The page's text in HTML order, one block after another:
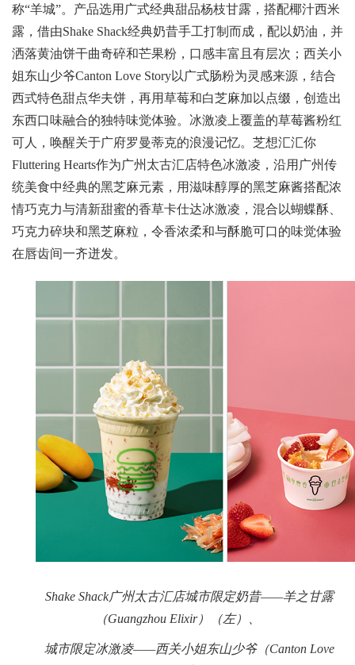
称“羊城”。产品选用广式经典甜品杨枝甘露，搭配椰汁西米
露，借由Shake Shack经典奶昔手工打制而成，配以奶油，并
洒落黄油饼干曲奇碎和芒果粉，口感丰富且有层次；西关小
姐东山少爷Canton Love Story以广式肠粉为灵感来源，结合
西式特色甜点华夫饼，再用草莓和白芝麻加以点缀，创造出
东西口味融合的独特味觉体验。冰激凌上覆盖的草莓酱粉红
可人，唤醒关于广府罗曼蒂克的浪漫记忆。芝想汇汇你
Fluttering Hearts作为广州太古汇店特色冰激凌，沿用广州传
统美食中经典的黑芝麻元素，用滋味醇厚的黑芝麻酱搭配浓
情巧克力与清新甜蜜的香草卡仕达冰激凌，混合以蝴蝶酥、
巧克力碎块和黑芝麻粒，令香浓柔和与酥脆可口的味觉体验
在唇齿间一齐迸发。
Shake Shack广州太古汇店城市限定奶昔——羊之甘露
（Guangzhou Elixir）（左）、
城市限定冰激凌——西关小姐东山少爷（Canton Love